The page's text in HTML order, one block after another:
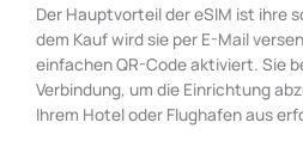
Der Hauptvorteil der eSIM ist ihre
dem Kauf wird sie per E-Mail
einfachen QR-Code aktiviert. Sie
Verbindung, um die Einrichtung
Ihrem Hotel oder Flughafen aus